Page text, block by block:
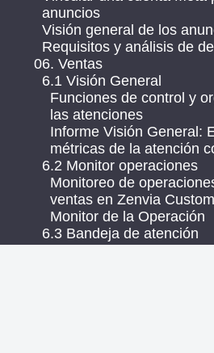
anuncios
Visión general de los
Requisitos y análisis de
06. Ventas
6.1 Visión General
Funciones de control y
las atenciones
Informe Visión General:
métricas de la atención
6.2 Monitor operaciones
Monitoreo de
ventas en Zenvia
Monitor de la Operación
6.3 Bandeja de atención